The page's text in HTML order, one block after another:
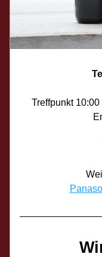
Treffpunkt